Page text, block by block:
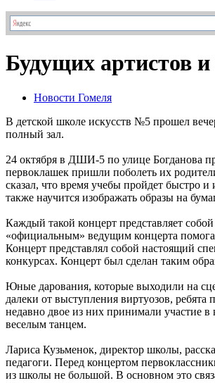
Будущих артистов
Новости Гомеля
В детской школе искусств №5 прошел
полный зал.
24 октября в ДШИ-5 по улице Богданова
первоклашек пришли поболеть их
сказал, что время учебы пройдет быстро и
также научится изображать образы на
Каждый такой концерт представляет
«официальным» ведущим концерта
Концерт представлял собой настоящий
конкурсах. Концерт был сделан таким
Юные дарования, которые выходили на
далеки от выступления виртуозов,
недавно двое из них принимали участие
веселым танцем.
Лариса Кузьменок, директор школы,
педагоги. Перед концертом
из школы не большой. В основном это